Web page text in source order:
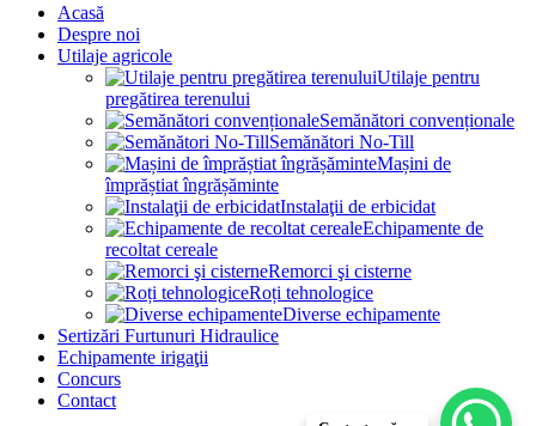
Acasă
Despre noi
Utilaje agricole
Utilaje pentru
pregătirea terenului
Semănători convenționale
Semănători No-Till
Mașini de
împrăștiat îngrășăminte
Instalaţii de erbicidat
Echipamente de
recoltat cereale
Remorci şi cisterne
Roți tehnologice
Diverse echipamente
Sertizări Furtunuri Hidraulice
Echipamente irigaţii
Concurs
Contact